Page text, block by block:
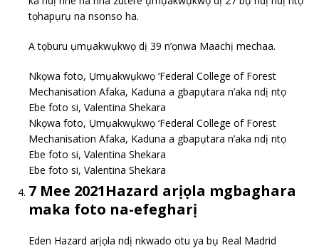
tọhapụrụ na nsonso ha.
A tọburu ụmụakwụkwọ dị 39 n’ọnwa Maachị mechaa.
Nkọwa foto, Ụmụakwụkwọ ‘Federal College of Forest
Mechanisation Afaka, Kaduna a gbapụtara n’aka ndị ntọ
Ebe foto si, Valentina Shekara
Nkọwa foto, Ụmụakwụkwọ ‘Federal College of Forest
Mechanisation Afaka, Kaduna a gbapụtara n’aka ndị ntọ
Ebe foto si, Valentina Shekara
Ebe foto si, Valentina Shekara
7 Mee 2021Hazard arịọla mgbaghara
maka foto na-efegharị
Eden Hazard arịọla ndị nkwado otu ya bụ Real Madrid